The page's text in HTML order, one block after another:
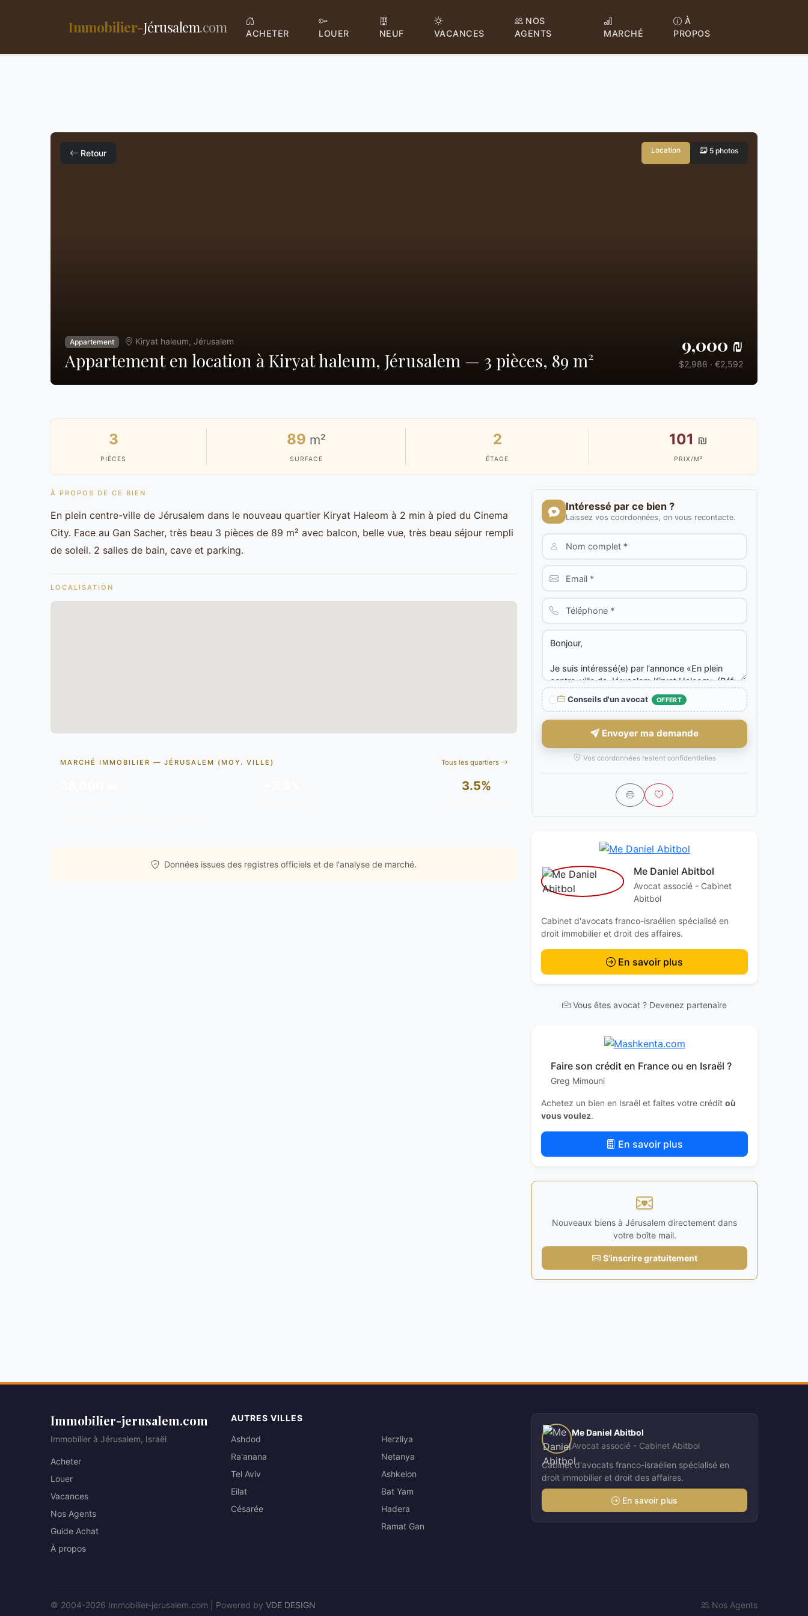
Immobilier-Jérusalem.com ACHETER LOUER NEUF VACANCES
NOS
AGENTS
MARCHÉ
À
PROPOS
Retour Location 5 photos
Appartement Kiryat haleum, Jérusalem
Appartement en location à Kiryat haleum, Jérusalem — 3 pièces, 89 m²
9,000 ₪
$2,988 · €2,592
3
PIÈCES
89 m²
SURFACE
2
ÉTAGE
101 ₪
PRIX/M²
À PROPOS DE CE BIEN
En plein centre-ville de Jérusalem dans le nouveau quartier Kiryat Haleom à 2 min à pied du Cinema
City. Face au Gan Sacher, très beau 3 pièces de 89 m² avec balcon, belle vue, très beau séjour rempli
de soleil. 2 salles de bain, cave et parking.
LOCALISATION
MARCHÉ IMMOBILIER — JÉRUSALEM (MOY. VILLE) Tous les quartiers
3.5%
Données issues des registres officiels et de l'analyse de marché.
Intéressé par ce bien ?
Laissez vos coordonnées, on vous recontacte.
Conseils d'un avocat OFFERT
Envoyer ma demande
Vos coordonnées restent confidentielles
Me Daniel Abitbol
Avocat associé - Cabinet
Abitbol
Cabinet d'avocats franco-israélien spécialisé en
droit immobilier et droit des affaires.
En savoir plus
Vous êtes avocat ? Devenez partenaire
Faire son crédit en France ou en Israël ?
Greg Mimouni
Achetez un bien en Israël et faites votre crédit où
vous voulez.
En savoir plus
Nouveaux biens à Jérusalem directement dans
votre boîte mail.
S'inscrire gratuitement
Immobilier-jerusalem.com
Immobilier à Jérusalem, Israël
Acheter
Louer
Vacances
Nos Agents
Guide Achat
À propos
AUTRES VILLES
Ashdod
Ra'anana
Tel Aviv
Eilat
Césarée
Herzliya
Netanya
Ashkelon
Bat Yam
Hadera
Ramat Gan
Me Daniel Abitbol
Avocat associé - Cabinet Abitbol
Cabinet d'avocats franco-israélien spécialisé en
droit immobilier et droit des affaires.
En savoir plus
© 2004-2026 Immobilier-jerusalem.com | Powered by VDE DESIGN Nos Agents